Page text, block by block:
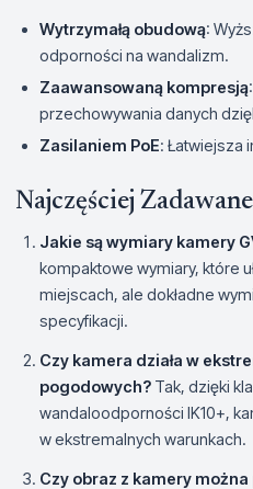
Wytrzymałą obudową:
odporności na wandalizm.
Zaawansowaną kompresją
przechowywania danych
Zasilaniem PoE: Łatwiejsza
Najczęściej
Jakie są wymiary kamery
kompaktowe wymiary, które
miejscach, ale dokładne
specyfikacji.
Czy kamera działa w
pogodowych? Tak, dzięki
wandaloodporności IK10+,
w ekstremalnych warunkach.
Czy obraz z kamery